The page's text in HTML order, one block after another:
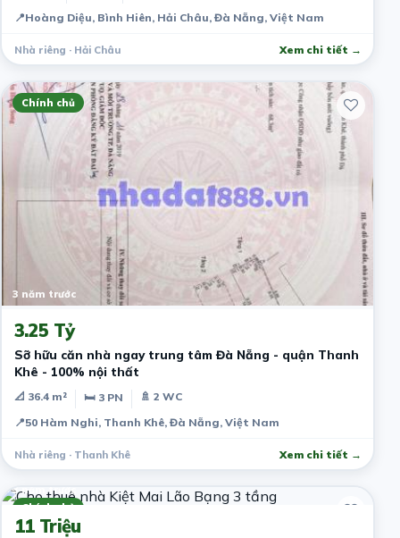
📍Hoàng Diệu, Bình Hiên, Hải Châu, Đà Nẵng, Việt Nam
Nhà riêng · Hải Châu Xem chi tiết →
Chính chủ
3 năm trước
3.25 Tỷ
Sỡ hữu căn nhà ngay trung tâm Đà Nẵng - quận Thanh
Khê - 100% nội thất
📐 36.4 m² 🛏 3 PN
🚿 2 WC
📍50 Hàm Nghi, Thanh Khê, Đà Nẵng, Việt Nam
Nhà riêng · Thanh Khê Xem chi tiết →
Chính chủ
3 năm trước
11 Triệu